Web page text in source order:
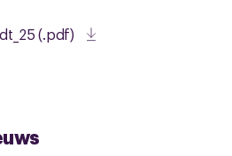
(.pdf)